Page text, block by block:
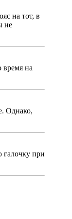
на тот, в
не
время на
Однако,
галочку при